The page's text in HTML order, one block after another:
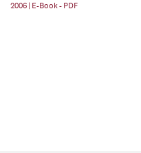
2006 | E-Book - PDF